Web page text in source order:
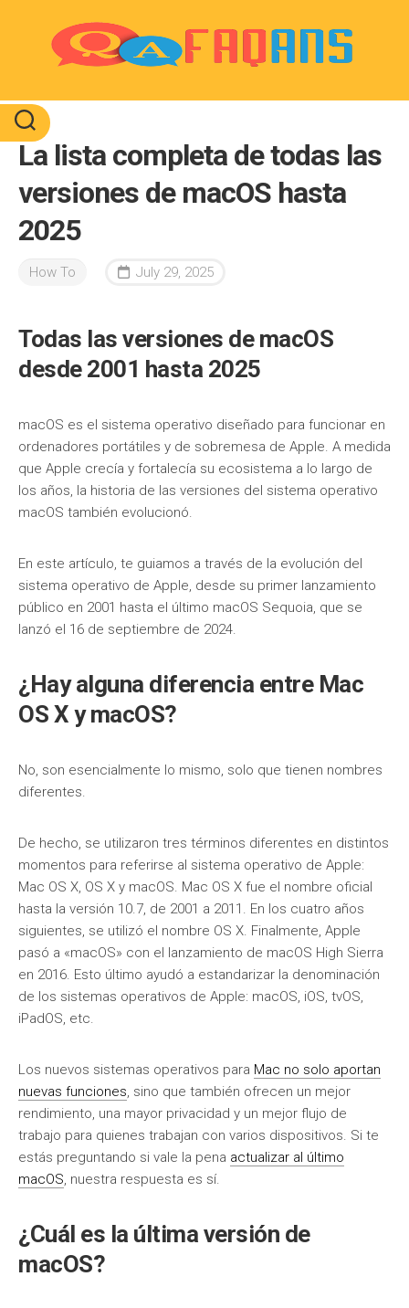
La lista completa de todas las
versiones de macOS hasta
2025
How To July 29, 2025
Todas las versiones de macOS
desde 2001 hasta 2025
macOS es el sistema operativo diseñado para funcionar en
ordenadores portátiles y de sobremesa de Apple. A medida
que Apple crecía y fortalecía su ecosistema a lo largo de
los años, la historia de las versiones del sistema operativo
macOS también evolucionó.
En este artículo, te guiamos a través de la evolución del
sistema operativo de Apple, desde su primer lanzamiento
público en 2001 hasta el último macOS Sequoia, que se
lanzó el 16 de septiembre de 2024.
¿Hay alguna diferencia entre Mac
OS X y macOS?
No, son esencialmente lo mismo, solo que tienen nombres
diferentes.
De hecho, se utilizaron tres términos diferentes en distintos
momentos para referirse al sistema operativo de Apple:
Mac OS X, OS X y macOS. Mac OS X fue el nombre oficial
hasta la versión 10.7, de 2001 a 2011. En los cuatro años
siguientes, se utilizó el nombre OS X. Finalmente, Apple
pasó a «macOS» con el lanzamiento de macOS High Sierra
en 2016. Esto último ayudó a estandarizar la denominación
de los sistemas operativos de Apple: macOS, iOS, tvOS,
iPadOS, etc.
Los nuevos sistemas operativos para Mac no solo aportan
nuevas funciones, sino que también ofrecen un mejor
rendimiento, una mayor privacidad y un mejor flujo de
trabajo para quienes trabajan con varios dispositivos. Si te
estás preguntando si vale la pena actualizar al último
macOS, nuestra respuesta es sí.
¿Cuál es la última versión de
macOS?